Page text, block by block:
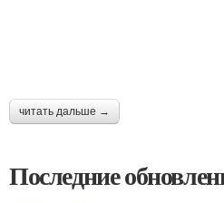
читать дальше →
Последние